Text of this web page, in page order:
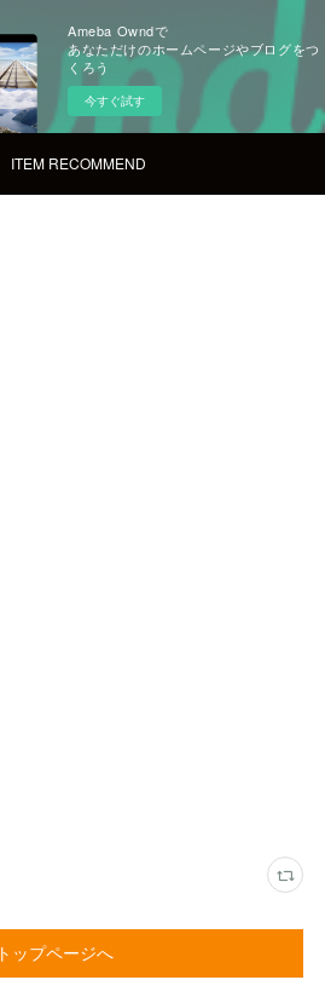
Ameba Owndで
あなただけのホームページやブログをつ
くろう
今すぐ試す
ITEM RECOMMEND
トップページへ